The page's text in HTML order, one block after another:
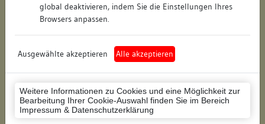
global deaktivieren, indem Sie die Einstellungen Ihres
Browsers anpassen.
Ausgewählte akzeptieren Alle akzeptieren
Weitere Informationen zu Cookies und eine Möglichkeit zur
Bearbeitung Ihrer Cookie-Auswahl finden Sie im Bereich
Impressum & Datenschutzerklärung
Wohnplatzschlüssel: 8118007001
Flurstücknummer: keine
Historischer Straßenname: keiner
Lage des Wohnplatzes: